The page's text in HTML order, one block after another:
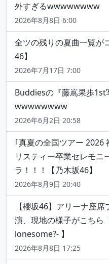
外すぎるwwwwwwww
2026年8月8日 6:00
全ツの残りの夏曲一覧が
46】
2026年7月17日 7:00
Buddiesの『藤嶌果歩1st
wwwwwwww
2026年6月2日 20:58
｢真夏の全国ツアー 2026
リスティー卒業セレモニ
ラ！！！【乃木坂46】
2026年8月9日 20:40
【櫻坂46】アリーナ座
演、現地の様子がこちら
lonesome?- 】
2026年8月8日 17:25